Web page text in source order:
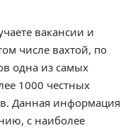
вакансии и
числе вахтой, по
одна из самых
1000 честных
Данная информация
с наиболее